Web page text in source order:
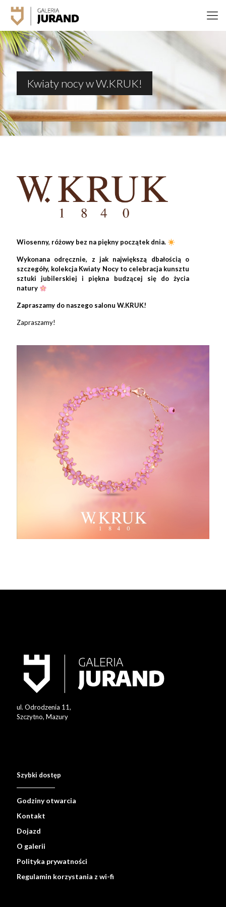
Kwiaty nocy w W.KRUK!
Wiosenny, różowy bez na piękny początek dnia.
Wykonana odręcznie, z jak największą dbałością o
szczegóły, kolekcja Kwiaty Nocy to celebracja kunsztu
sztuki jubilerskiej i piękna budzącej się do życia
natury
Zapraszamy do naszego salonu W.KRUK!
Zapraszamy!
ul. Odrodzenia 11,
Szczytno, Mazury
Szybki dostęp
Godziny otwarcia
Kontakt
Dojazd
O galerii
Polityka prywatności
Regulamin korzystania z wi-fi